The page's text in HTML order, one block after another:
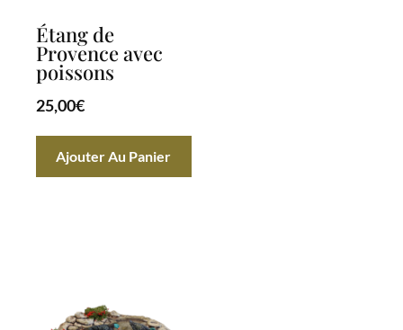
Étang de
Provence avec
poissons
25,00€
Ajouter Au Panier